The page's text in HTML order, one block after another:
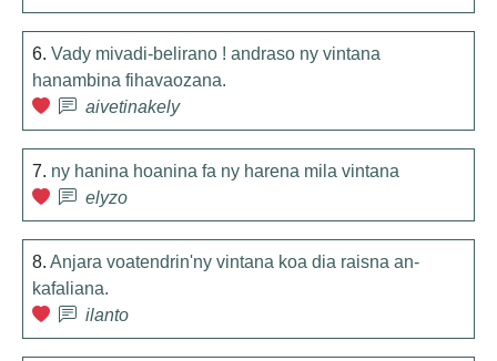
6. Vady mivadi-belirano ! andraso ny vintana
hanambina fihavaozana.
aivetinakely
7. ny hanina hoanina fa ny harena mila vintana
elyzo
8. Anjara voatendrin'ny vintana koa dia raisna an-
kafaliana.
ilanto